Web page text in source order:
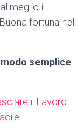
meglio i
fortuna nel
semplice
il Lavoro: